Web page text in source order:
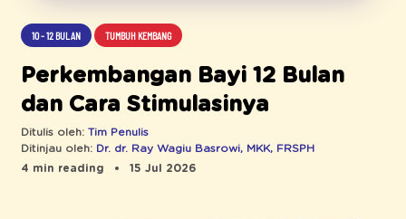
10 - 12 BULAN TUMBUH KEMBANG
Perkembangan Bayi 12 Bulan
dan Cara Stimulasinya
Ditulis oleh: Tim Penulis
Ditinjau oleh: Dr. dr. Ray Wagiu Basrowi, MKK, FRSPH
4 min reading
15 Jul 2026